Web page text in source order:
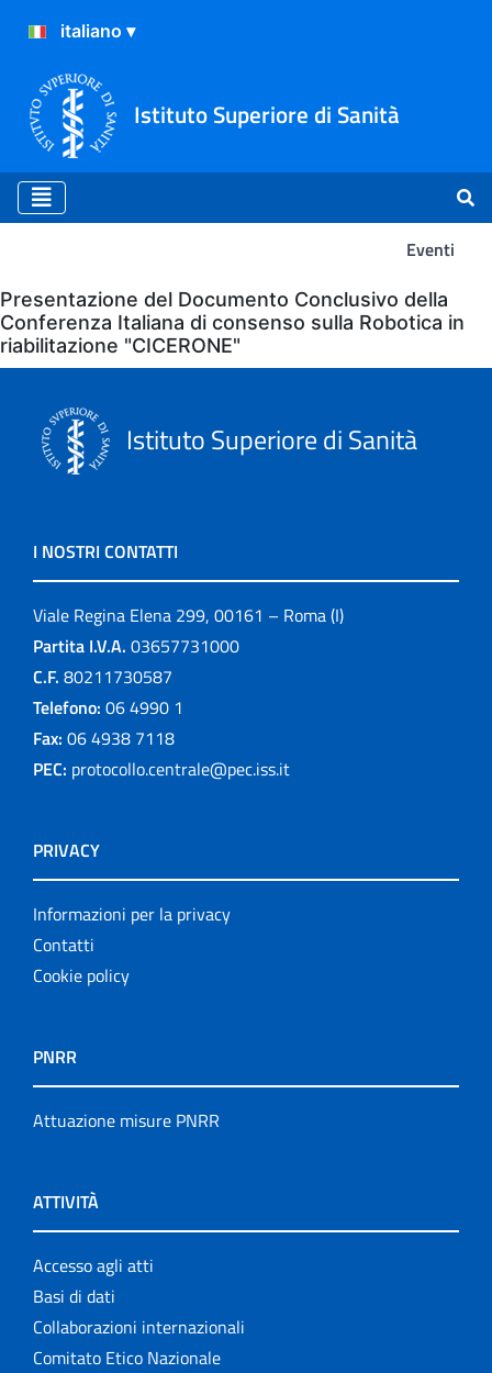
Istituto Superiore di Sanità
Eventi
Eventi
Presentazione del Documento Conclusivo della
Conferenza Italiana di consenso sulla Robotica in
riabilitazione "CICERONE"
Istituto Superiore di Sanità
I NOSTRI CONTATTI
Viale Regina Elena 299, 00161 – Roma (I)
Partita I.V.A. 03657731000
C.F. 80211730587
Telefono: 06 4990 1
Fax: 06 4938 7118
PEC: protocollo.centrale@pec.iss.it
PRIVACY
Informazioni per la privacy
Contatti
Cookie policy
PNRR
Attuazione misure PNRR
ATTIVITÀ
Accesso agli atti
Basi di dati
Collaborazioni internazionali
Comitato Etico Nazionale